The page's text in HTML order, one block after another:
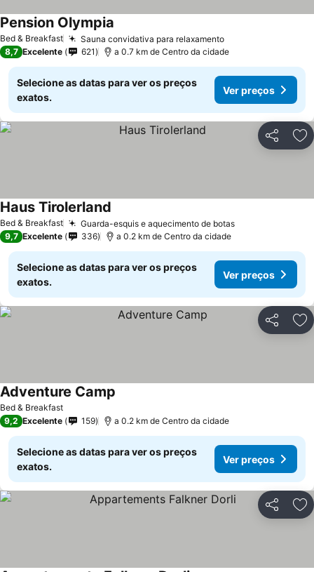
Bed & Breakfast Sauna convidativa para relaxamento
Pension Olympia
8,7 Excelente 621 a 0.7 km de Centro da cidade
Selecione as datas para ver os preços
exatos.
Ver preços
Partilhar
Bed & Breakfast Guarda-esquis e aquecimento de botas
Haus Tirolerland
9,7 Excelente 336 a 0.2 km de Centro da cidade
Selecione as datas para ver os preços
exatos.
Ver preços
Partilhar
Bed & Breakfast
Adventure Camp
9,2 Excelente 159 a 0.2 km de Centro da cidade
Selecione as datas para ver os preços
exatos.
Ver preços
Partilhar